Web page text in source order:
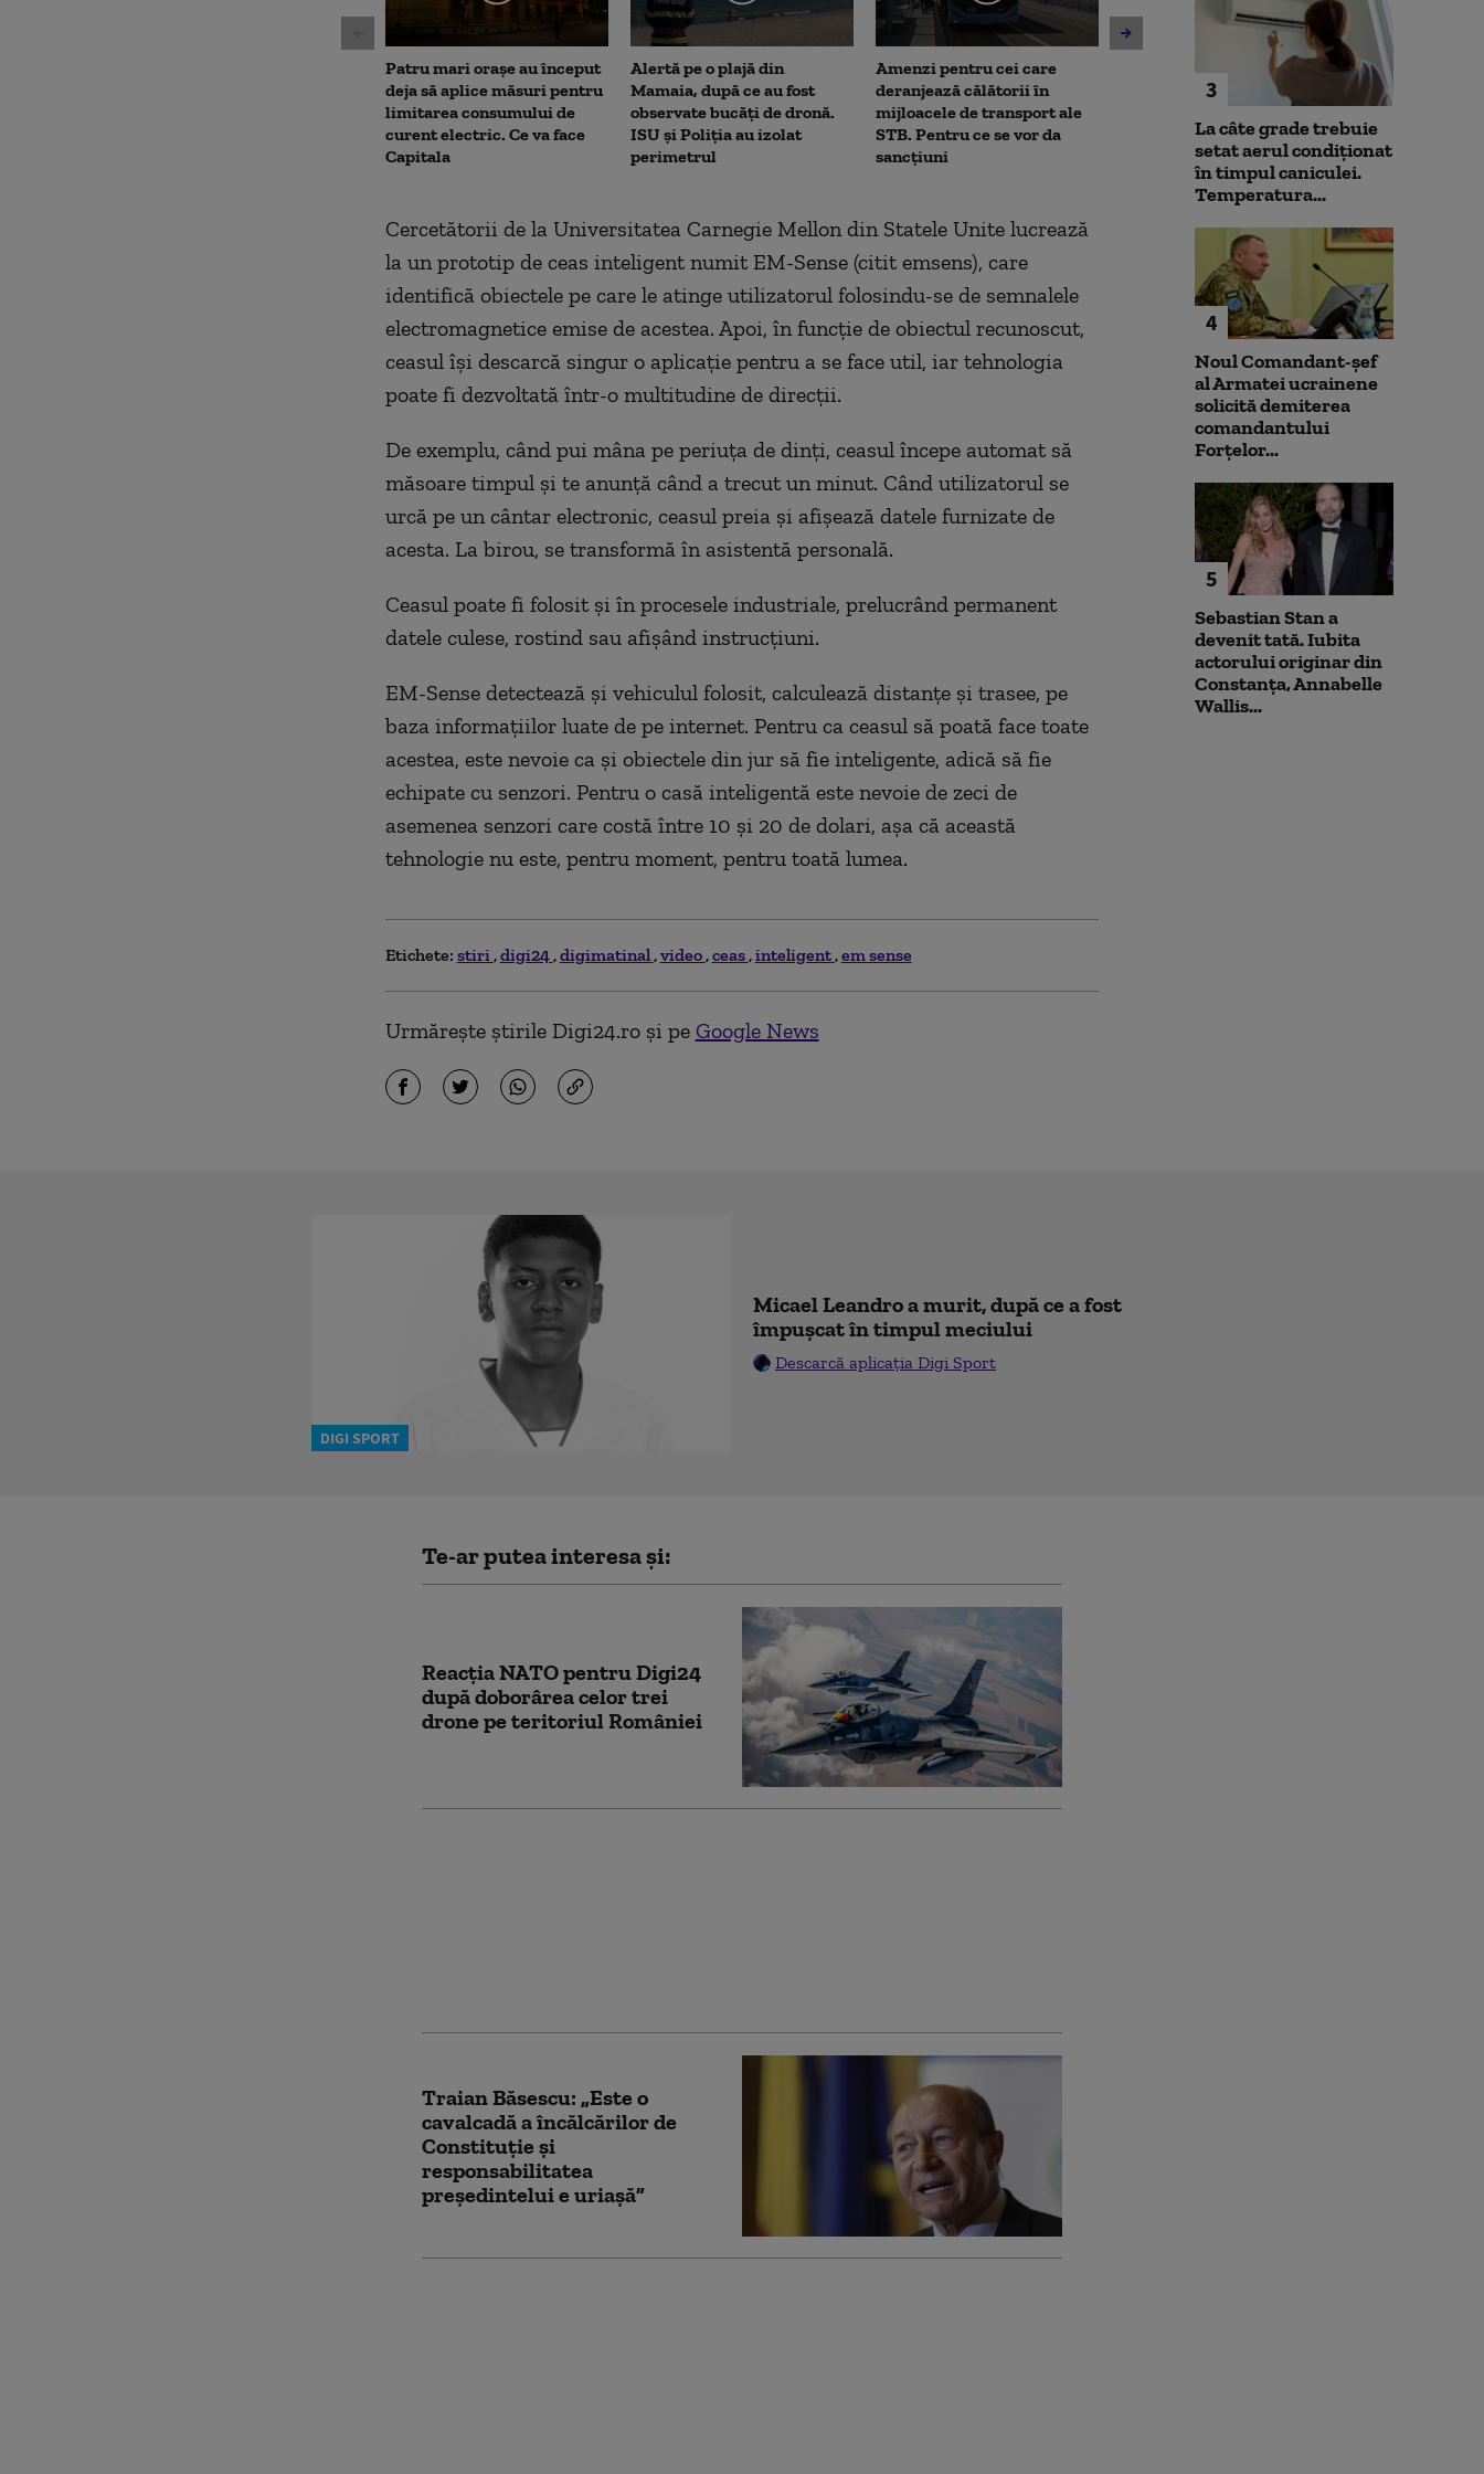
Patru mari orașe au început
deja să aplice măsuri pentru
limitarea consumului de
curent electric. Ce va face
Capitala
Alertă pe o plajă din
Mamaia, după ce au fost
observate bucăți de dronă.
ISU și Poliția au izolat
perimetrul
Amenzi pentru cei care
deranjează călătorii în
mijloacele de transport ale
STB. Pentru ce se vor da
sancțiuni
Un asistent medical din SUA
pune la pământ un pacient
violent. Ce nu a știut
bărbatul agresiv atunci când
Jihadiști
migranții
Cercetătorii de la Universitatea Carnegie Mellon din Statele Unite lucrează
la un prototip de ceas inteligent numit EM-Sense (citit emsens), care
identifică obiectele pe care le atinge utilizatorul folosindu-se de semnalele
electromagnetice emise de acestea. Apoi, în funcţie de obiectul recunoscut,
ceasul îşi descarcă singur o aplicaţie pentru a se face util, iar tehnologia
poate fi dezvoltată într-o multitudine de direcţii.
De exemplu, când pui mâna pe periuţa de dinţi, ceasul începe automat să
măsoare timpul şi te anunţă când a trecut un minut. Când utilizatorul se
urcă pe un cântar electronic, ceasul preia şi afişează datele furnizate de
acesta. La birou, se transformă în asistentă personală.
Ceasul poate fi folosit şi în procesele industriale, prelucrând permanent
datele culese, rostind sau afişând instrucţiuni.
EM-Sense detectează şi vehiculul folosit, calculează distanţe şi trasee, pe
baza informaţiilor luate de pe internet. Pentru ca ceasul să poată face toate
acestea, este nevoie ca şi obiectele din jur să fie inteligente, adică să fie
echipate cu senzori. Pentru o casă inteligentă este nevoie de zeci de
asemenea senzori care costă între 10 şi 20 de dolari, aşa că această
tehnologie nu este, pentru moment, pentru toată lumea.
Etichete: stiri digi24 digimatinal video ceas inteligent em sense
Urmărește știrile Digi24.ro și pe Google News
3
La câte grade trebuie
setat aerul condiționat
în timpul caniculei.
Temperatura...
4
Noul Comandant-șef
al Armatei ucrainene
solicită demiterea
comandantului
Forțelor...
5
Sebastian Stan a
devenit tată. Iubita
actorului originar din
Constanța, Annabelle
Wallis...
DIGI SPORT
Micael Leandro a murit, după ce a fost
împușcat în timpul meciului
Descarcă aplicația Digi Sport
Te-ar putea interesa și:
Reacția NATO pentru Digi24
după doborârea celor trei
drone pe teritoriul României
Traian Băsescu: „Este o
cavalcadă a încălcărilor de
Constituție și
responsabilitatea
președintelui e uriașă”